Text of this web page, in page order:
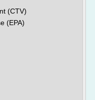
(CTV)
(EPA)